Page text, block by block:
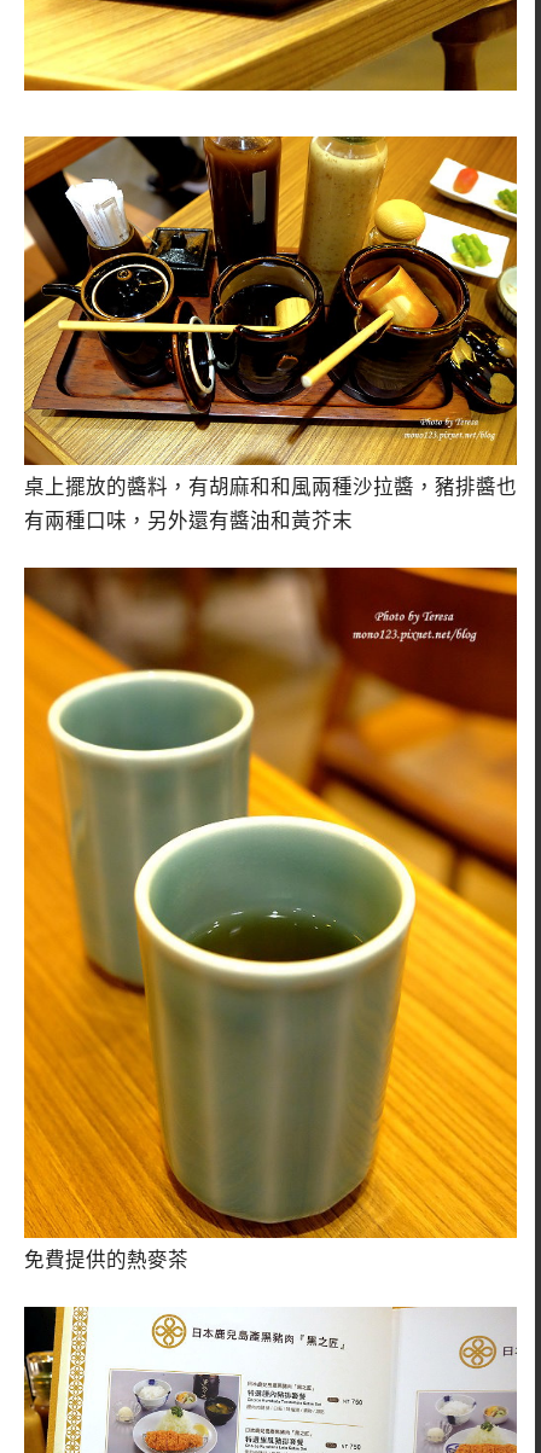
桌上擺放的醬料，有胡麻和和風兩種沙拉醬，豬排醬也
有兩種口味，另外還有醬油和黃芥末
免費提供的熱麥茶